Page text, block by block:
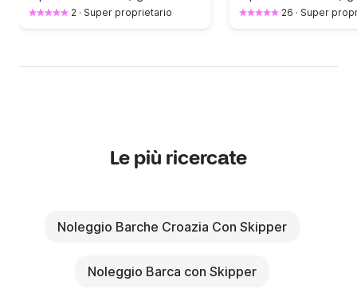
2 · Super proprietario 26 · Super
Le più ricercate
Noleggio Barche Croazia Con Skipper
Noleggio Barca con Skipper